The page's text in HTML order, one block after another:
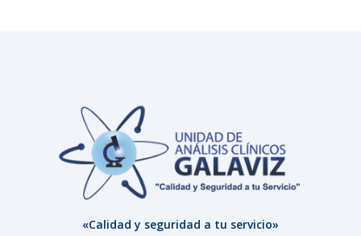
«Calidad y seguridad a tu servicio»